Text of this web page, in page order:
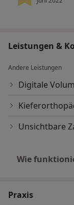
Leistungen &
Andere Leistungen
Digitale
Unsichtbare
Wie
Praxis